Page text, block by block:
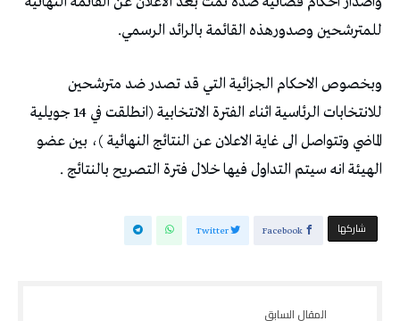
للمترشحين وصدورهذه القائمة بالرائد الرسمي.
وبخصوص الاحكام الجزائية التي قد تصدر ضد مترشحين
للانتخابات الرئاسية اثناء الفترة الانتخابية (انطلقت في 14 جويلية
الماضي وتتواصل الى غاية الاعلان عن النتائج النهائية )، بين عضو
الهيئة انه سيتم التداول فيها خلال فترة التصريح بالنتائج .
‫‫ شاركها‬ Facebook
Twitter